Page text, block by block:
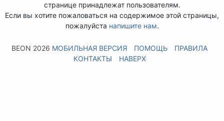
странице принадлежат пользователям.
Если вы хотите пожаловаться на содержимое этой страницы,
пожалуйста напишите нам.
BEON 2026 МОБИЛЬНАЯ ВЕРСИЯ ПОМОЩЬ
ПРАВИЛА
КОНТАКТЫ
НАВЕРХ